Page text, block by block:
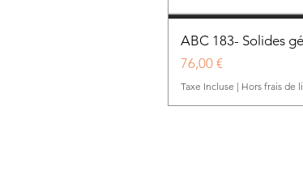
ABC 183- Solides
Prix
76,00 €
Taxe Incluse | Hors frais de